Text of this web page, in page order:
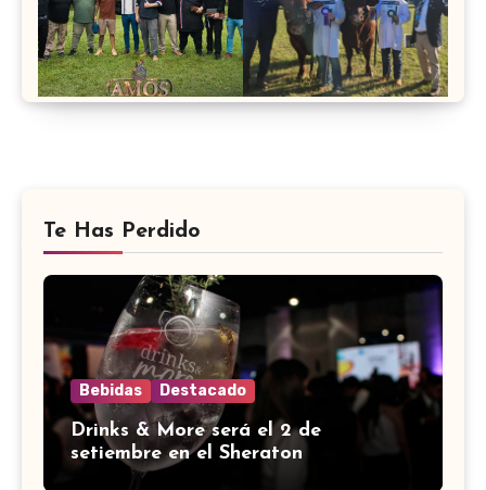
Te Has Perdido
Bebidas Destacado
Drinks & More será el 2 de
setiembre en el Sheraton